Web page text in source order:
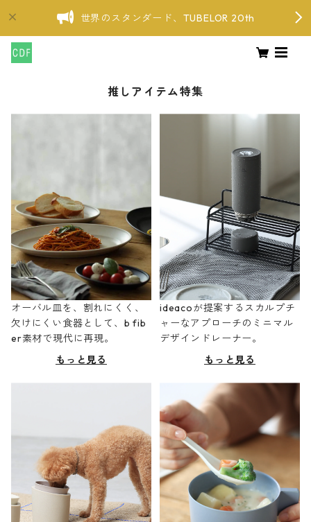
世界のスタンダード、TUBELOR 20th
推しアイテム特集
オーバル皿を、割れにくく、
欠けにくい食器として、b fib
er素材で現代に再現。
もっと見る
ideacoが提案するスカルプチ
ャーなアプローチのミニマル
デザインドレーナー。
もっと見る